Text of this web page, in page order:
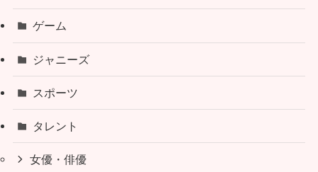
ゲーム
ジャニーズ
スポーツ
タレント
女優・俳優